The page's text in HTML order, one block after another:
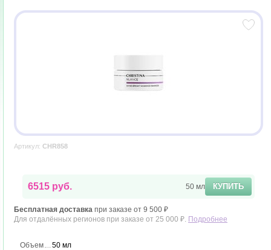
Артикул: CHR858
6515 руб. 50 мл КУПИТЬ
Бесплатная доставка при заказе от 9 500 ₽
Для отдалённых регионов при заказе от 25 000 ₽. Подробнее
Объем
50 мл